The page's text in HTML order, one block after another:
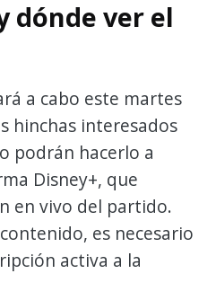
dónde ver el
a cabo este martes
hinchas interesados
podrán hacerlo a
Disney+, que
en vivo del partido.
es necesario
activa a la